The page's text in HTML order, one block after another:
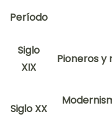
Período
Siglo
XIX
Pioneros
Siglo XX